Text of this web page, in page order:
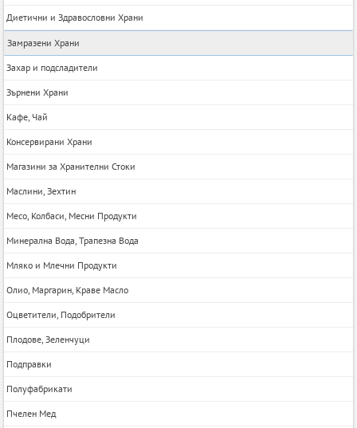
Диетични и Здравословни Храни
Замразени Храни
Захар и подсладители
Зърнени Храни
Кафе, Чай
Консервирани Храни
Магазини за Хранителни Стоки
Маслини, Зехтин
Месо, Колбаси, Месни Продукти
Минерална Вода, Трапезна Вода
Мляко и Млечни Продукти
Олио, Маргарин, Краве Масло
Оцветители, Подобрители
Плодове, Зеленчуци
Подправки
Полуфабрикати
Пчелен Мед